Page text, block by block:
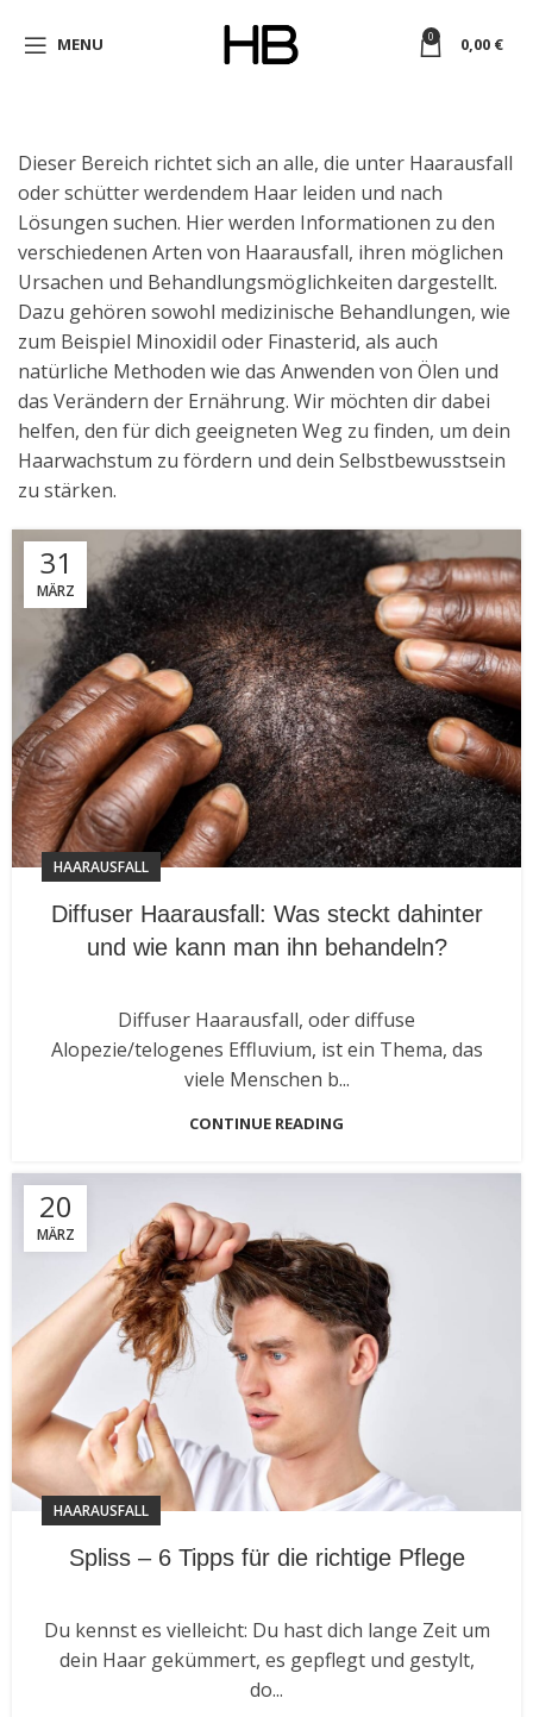
MENU 0 0,00 €
Dieser Bereich richtet sich an alle, die unter Haarausfall
oder schütter werdendem Haar leiden und nach
Lösungen suchen. Hier werden Informationen zu den
verschiedenen Arten von Haarausfall, ihren möglichen
Ursachen und Behandlungsmöglichkeiten dargestellt.
Dazu gehören sowohl medizinische Behandlungen, wie
zum Beispiel Minoxidil oder Finasterid, als auch
natürliche Methoden wie das Anwenden von Ölen und
das Verändern der Ernährung. Wir möchten dir dabei
helfen, den für dich geeigneten Weg zu finden, um dein
Haarwachstum zu fördern und dein Selbstbewusstsein
zu stärken.
31
MÄRZ
HAARAUSFALL
Diffuser Haarausfall: Was steckt dahinter
und wie kann man ihn behandeln?
Diffuser Haarausfall, oder diffuse
Alopezie/telogenes Effluvium, ist ein Thema, das
viele Menschen b...
CONTINUE READING
20
MÄRZ
HAARAUSFALL
Spliss – 6 Tipps für die richtige Pflege
Du kennst es vielleicht: Du hast dich lange Zeit um
dein Haar gekümmert, es gepflegt und gestylt,
do...